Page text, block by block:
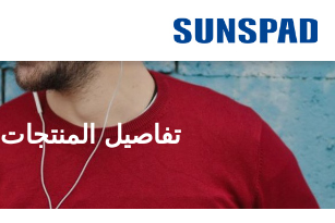
تفاصيل المنتجات